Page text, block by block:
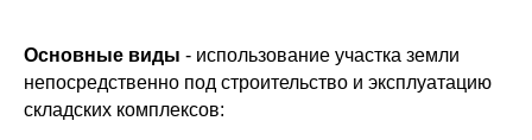
Основные виды - использование участка земли
непосредственно под строительство и эксплуатацию
складских комплексов: